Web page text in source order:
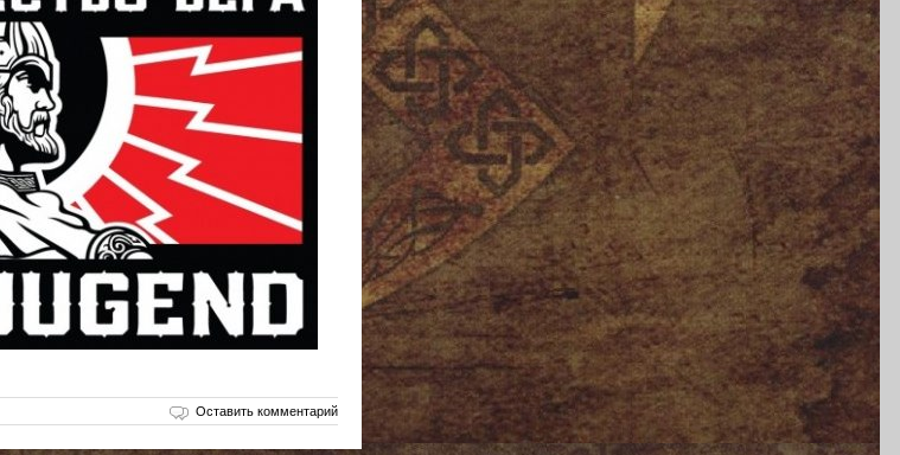
Оставить комментарий